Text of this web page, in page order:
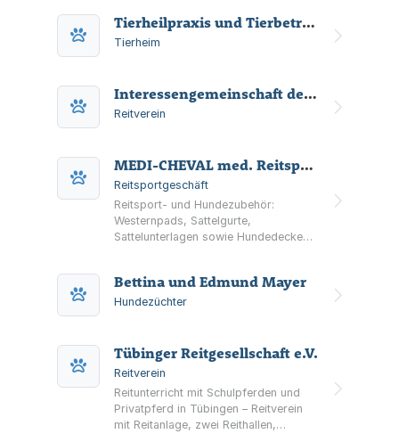
Tierheilpraxis und Tierbetreuung mit Herz, Tierheilpraktikerin Susanne Kürner
Tierheim
Interessengemeinschaft der Vielseitigkeitsreiter in Baden-Württemberg (IGV)
Reitverein
MEDI-CHEVAL med. Reitsportzubehör
Reitsportgeschäft
Reitsport- und Hundezubehör:
Westernpads, Sattelgurte,
Sattelunterlagen sowie Hundedecken,
Bettina und Edmund Mayer
Hundezüchter
Tübinger Reitgesellschaft e.V.
Reitverein
Reitunterricht mit Schulpferden und
Privatpferd in Tübingen – Reitverein
mit Reitanlage, zwei Reithallen,